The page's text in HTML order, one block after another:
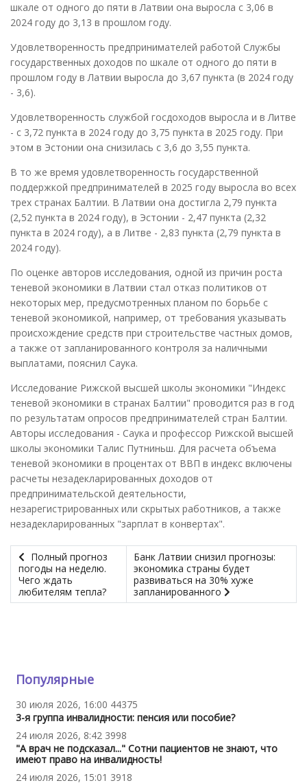
шкале от одного до пяти в Латвии она выросла с 3,06 в
2024 году до 3,13 в прошлом году.
Удовлетворенность предпринимателей работой Службы
государственных доходов по шкале от одного до пяти в
прошлом году в Латвии выросла до 3,67 пункта (в 2024 году
- 3,6).
Удовлетворенность службой госдоходов выросла и в Литве
- с 3,72 пункта в 2024 году до 3,75 пункта в 2025 году. При
этом в Эстонии она снизилась с 3,6 до 3,55 пункта.
В то же время удовлетворенность государственной
поддержкой предпринимателей в 2025 году выросла во всех
трех странах Балтии. В Латвии она достигла 2,79 пункта
(2,52 пункта в 2024 году), в Эстонии - 2,47 пункта (2,32
пункта в 2024 году), а в Литве - 2,83 пункта (2,79 пункта в
2024 году).
По оценке авторов исследования, одной из причин роста
теневой экономики в Латвии стал отказ политиков от
некоторых мер, предусмотренных планом по борьбе с
теневой экономикой, например, от требования указывать
происхождение средств при строительстве частных домов,
а также от запланированного контроля за наличными
выплатами, пояснил Саука.
Исследование Рижской высшей школы экономики "Индекс
теневой экономики в странах Балтии" проводится раз в год
по результатам опросов предпринимателей стран Балтии.
Авторы исследования - Саука и профессор Рижской высшей
школы экономики Талис Путниньш. Для расчета объема
теневой экономики в процентах от ВВП в индекс включены
расчеты незадекларированных доходов от
предпринимательской деятельности,
незарегистрированных или скрытых работников, а также
незадекларированных "зарплат в конвертах".
Полный прогноз
погоды на неделю.
Чего ждать
любителям тепла?
Банк Латвии снизил прогнозы:
экономика страны будет
развиваться на 30% хуже
запланированного
Популярные
30 июля 2026, 16:00 44375
3-я группа инвалидности: пенсия или пособие?
24 июля 2026, 8:42 3998
"А врач не подсказал..." Сотни пациентов не знают, что
имеют право на инвалидность!
24 июля 2026, 15:01 3918